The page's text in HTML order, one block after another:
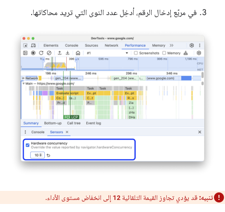
في مربّع إدخال الرقم، أدخِل عدد النوى التي تريد محاكاتها.
تنبيه: قد يؤدي تجاوز القيمة التلقائية 12 إلى انخفاض مستوى الأداء.